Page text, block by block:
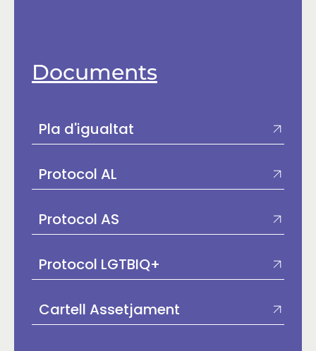
Documents
Pla d'igualtat
Protocol AL
Protocol AS
Protocol LGTBIQ+
Cartell Assetjament